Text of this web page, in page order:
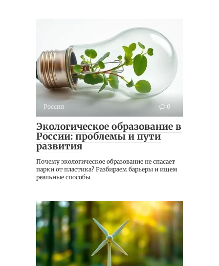
Россия 0
Экологическое образование в
России: проблемы и пути
развития
Почему экологическое образование не спасает
парки от пластика? Разбираем барьеры и ищем
реальные способы